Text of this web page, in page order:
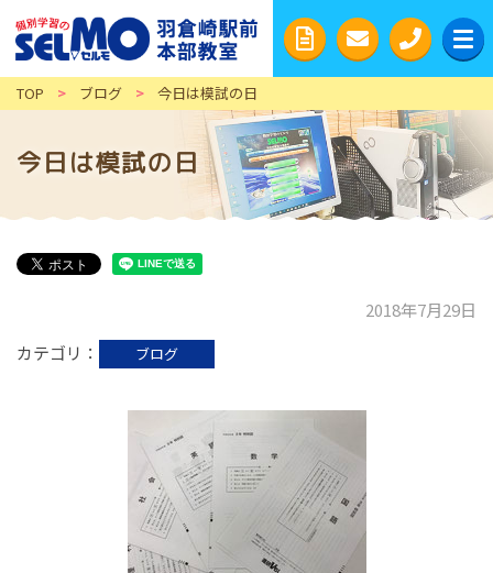
TOP > ブログ > 今日は模試の日
今日は模試の日
2018年7月29日
カテゴリ
ブログ